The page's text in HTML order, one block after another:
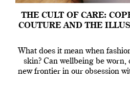
THE CULT OF CARE:
COUTURE AND THE
What does it mean when
skin? Can wellbeing be worn,
new frontier in our obsession